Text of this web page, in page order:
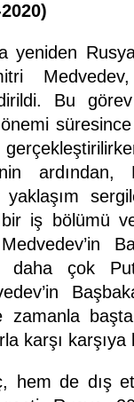
yeniden
Bu
ardından,
iş bölümü
çok
zamanla
karşı karşıya
hem de dış